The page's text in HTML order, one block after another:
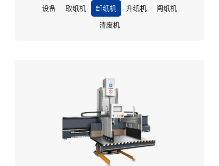
设备 取纸机 卸纸机 升纸机 闯纸机
清废机